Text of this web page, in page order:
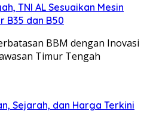
TNI AL Sesuaikan Mesin
B35 dan B50
BBM dengan Inovasi
Timur Tengah
Sejarah, dan Harga Terkini